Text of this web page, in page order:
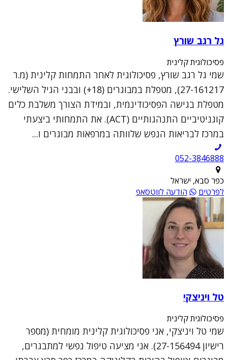
גל רגב שורץ
פסיכולוגית קלינית
שמי גל רגב שורץ, פסיכולוגית לאחר התמחות קלינית (מ.ר
27-161217), מטפלת במבוגרים (18+) ובבני הגיל השלישי.
מטפלת בגישה הפסיכודינמית, ובמידת הצורך משלבת כלים
קוגניטיביים התנהגותיים (ACT). את התמחותי ביצעתי
במרכז לבריאות הנפש שלוותה במרפאות מבוגרים ו...
052-3846888
כפר סבא, ישראל
לפרטים
הודעה לווטסאפ
טל ויניצקי
פסיכולוגית קלינית
שמי טל ויניצקי, אני פסיכולוגית קלינית מומחית (מספר
רישיון 27-156494). אני מציעה טיפול נפשי למתבגרים,